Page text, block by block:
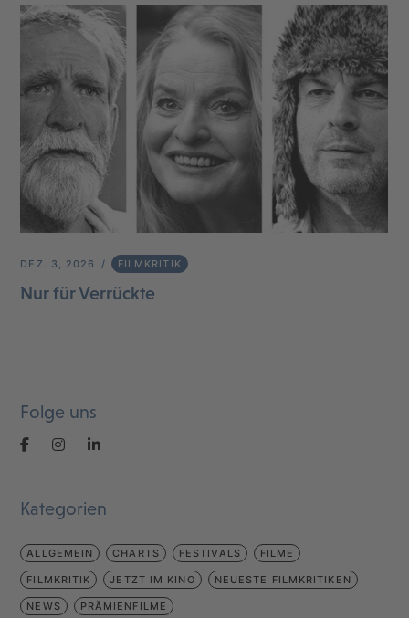
DEZ. 3, 2026 FILMKRITIK
Nur für Verrückte
Folge uns
Kategorien
ALLGEMEIN CHARTS FESTIVALS FILME
FILMKRITIK JETZT IM KINO NEUESTE FILMKRITIKEN
NEWS PRÄMIENFILME